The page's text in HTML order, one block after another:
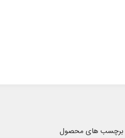
برچسب های محصول